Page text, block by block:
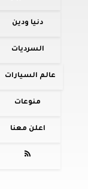
دنيا ودين
السرديات
عالم السيارات
منوعات
اعلن معنا
